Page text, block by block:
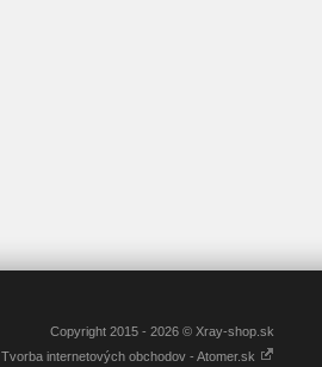
Copyright 2015 - 2026 © Xray-shop.sk
Tvorba internetových obchodov - Atomer.sk